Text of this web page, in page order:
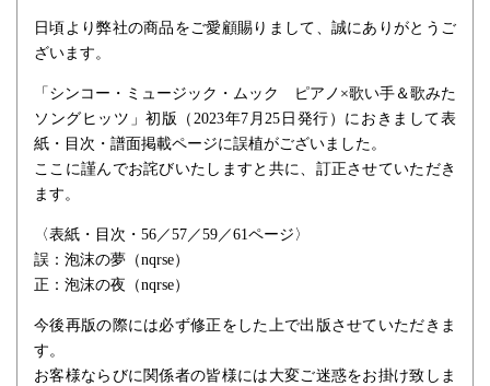
日頃より弊社の商品をご愛顧賜りまして、誠にありがとうご
ざいます。
「シンコー・ミュージック・ムック ピアノ×歌い手＆歌みた
ソングヒッツ」初版（2023年7月25日発行）におきまして表
紙・目次・譜面掲載ページに誤植がございました。
ここに謹んでお詫びいたしますと共に、訂正させていただき
ます。
〈表紙・目次・56／57／59／61ページ〉
誤：泡沫の夢（nqrse）
正：泡沫の夜（nqrse）
今後再版の際には必ず修正をした上で出版させていただきま
す。
お客様ならびに関係者の皆様には大変ご迷惑をお掛け致しま